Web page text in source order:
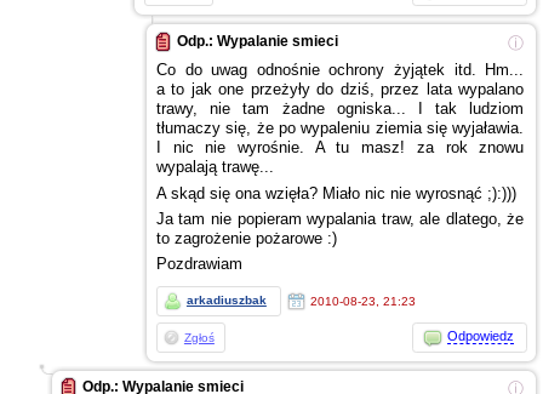
ⓘ
Odp.: Wypalanie smieci
Co do uwag odnośnie ochrony żyjątek itd. Hm...
a to jak one przeżyły do dziś, przez lata wypalano
trawy, nie tam żadne ogniska...
I tak ludziom
tłumaczy się, że po wypaleniu ziemia się wyjaławia.
I nic nie wyrośnie. A tu masz! za rok znowu
wypalają trawę...
A skądsię ona wzięła? Miało nic nie wyrosnąć ;):)))
Ja tam nie popieram wypalania traw, ale dlatego, że
to zagrożenie pożarowe :)
Pozdrawiam
arkadiuszbak 2010-08-23, 21:23
Zgłoś Odpowiedz
ⓘ
Odp.: Wypalanie smieci